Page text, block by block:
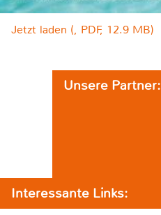
Jetzt laden (, PDF, 12.9 MB)
Unsere Partner:
Interessante Links: